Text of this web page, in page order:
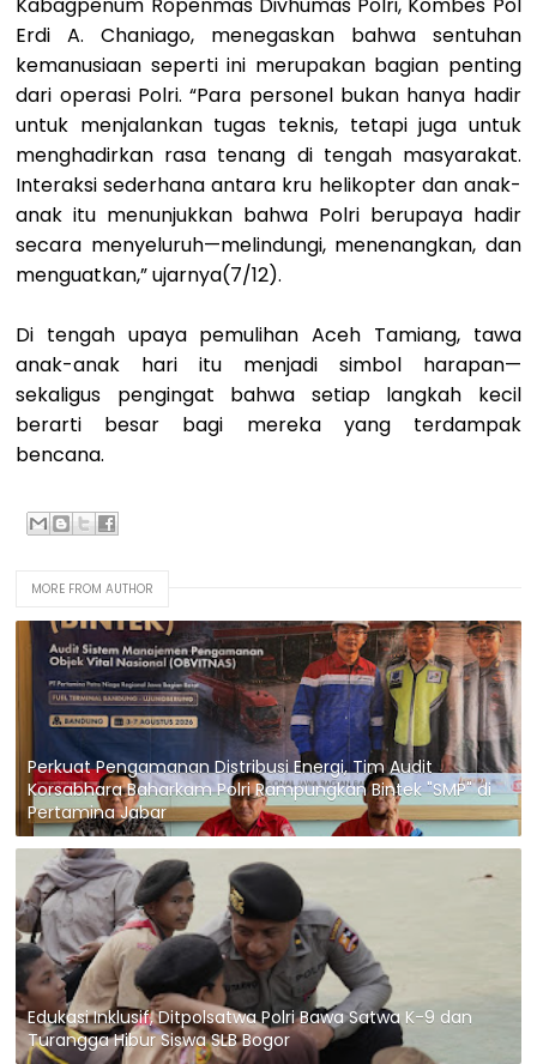
Erdi A. Chaniago, menegaskan bahwa sentuhan
kemanusiaan seperti ini merupakan bagian penting
dari operasi Polri. “Para personel bukan hanya hadir
untuk menjalankan tugas teknis, tetapi juga untuk
menghadirkan rasa tenang di tengah masyarakat.
Interaksi sederhana antara kru helikopter dan anak-
anak itu menunjukkan bahwa Polri berupaya hadir
secara menyeluruh—melindungi, menenangkan, dan
menguatkan,” ujarnya(7/12).
Di tengah upaya pemulihan Aceh Tamiang, tawa
anak-anak hari itu menjadi simbol harapan—
sekaligus pengingat bahwa setiap langkah kecil
berarti besar bagi mereka yang terdampak
bencana.
MORE FROM AUTHOR
Perkuat Pengamanan Distribusi Energi, Tim Audit
Korsabhara Baharkam Polri Rampungkan Bintek "SMP" di
Pertamina Jabar
Edukasi Inklusif, Ditpolsatwa Polri Bawa Satwa K-9 dan
Turangga Hibur Siswa SLB Bogor